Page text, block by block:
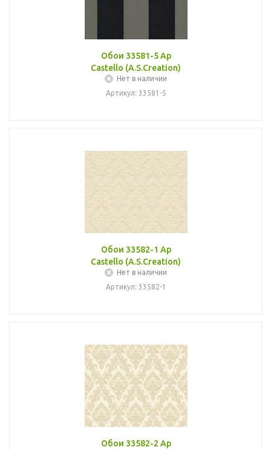
Обои 33581-5 Ap
Castello (A.S.Creation)
Нет в наличии
Артикул: 33581-5
Обои 33582-1 Ap
Castello (A.S.Creation)
Нет в наличии
Артикул: 33582-1
Обои 33582-2 Ap